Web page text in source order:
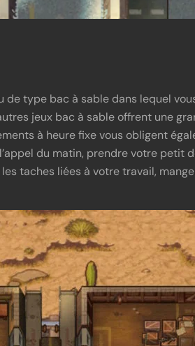
de type bac à sable dans lequel
jeux bac à sable offrent une
à heure fixe vous obligent
du matin, prendre votre petit
taches liées à votre travail,